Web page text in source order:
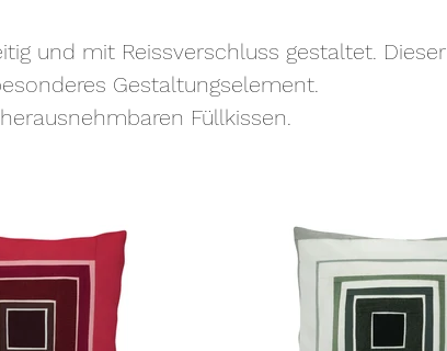
und mit Reissverschluss gestaltet. Dieser
Gestaltungselement.
Füllkissen.